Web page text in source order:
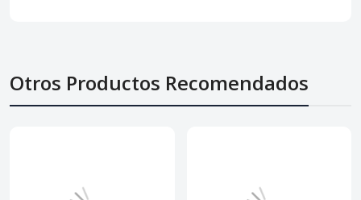
Otros Productos Recomendados